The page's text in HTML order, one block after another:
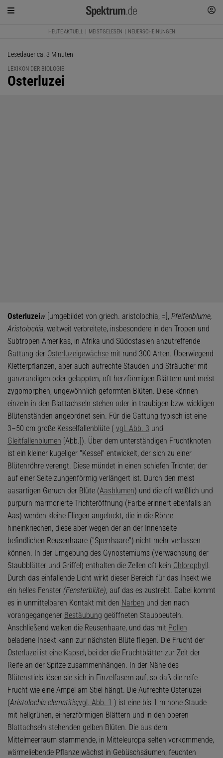
HEUTE AKTUELL MEISTGELESEN NEUERSCHEINUNGEN
Lesedauer ca. 3 Minuten
LEXIKON DER BIOLOGIE
:
Osterluzei
Osterluzeiw [umgebildet von griech. aristolochia, =], Pfeifenblume,
Aristolochia, weltweit verbreitete, insbesondere in den Tropen und
Subtropen Amerikas, in Afrika und Südostasien anzutreffende
Gattung der Osterluzeigewächse mit rund 300 Arten. Überwiegend
Kletterpflanzen, aber auch aufrechte Stauden und Sträucher mit
ganzrandigen oder gelappten, oft herzförmigen Blättern und meist
zygomorphen, ungewöhnlich geformten Blüten. Diese können
einzeln in den Blattachseln stehen oder in traubigen bzw. wickligen
Blütenständen angeordnet sein. Für die Gattung typisch ist eine
3–50 cm große Kesselfallenblüte ( vgl. Abb. 3 und
Gleitfallenblumen [Abb.]). Über dem unterständigen Fruchtknoten
ist ein kleiner kugeliger "Kessel" entwickelt, der sich zu einer
Blütenröhre verengt. Diese mündet in einen schiefen Trichter, der
auf einer Seite zungenförmig verlängert ist. Durch den meist
aasartigen Geruch der Blüte (Aasblumen) und die oft weißlich und
purpurn marmorierte Trichteröffnung (Farbe erinnert ebenfalls an
Aas) werden kleine Fliegen angelockt, die in die Röhre
hineinkriechen, diese aber wegen der an der Innenseite
befindlichen Reusenhaare ("Sperrhaare") nicht mehr verlassen
können. In der Umgebung des Gynostemiums (Verwachsung der
Staubblätter und Griffel) enthalten die Zellen oft kein Chlorophyll.
Durch das einfallende Licht wirkt dieser Bereich für das Insekt wie
ein helles Fenster (Fensterblüte), auf das es zustrebt. Dabei kommt
es in unmittelbaren Kontakt mit den Narben und den nach
vorangegangener Bestäubung geöffneten Staubbeuteln.
Anschließend welken die Reusenhaare, und das mit Pollen
beladene Insekt kann zur nächsten Blüte fliegen. Die Frucht der
Osterluzei ist eine Kapsel, bei der die Fruchtblätter zur Zeit der
Reife an der Spitze zusammenhängen. In der Nähe des
Blütenstiels lösen sie sich in Einzelfasern auf, so daß die reife
Frucht wie eine Ampel am Stiel hängt. Die Aufrechte Osterluzei
(Aristolochia clematitis;vgl. Abb. 1 ) ist eine bis 1 m hohe Staude
mit hellgrünen, ei-herzförmigen Blättern und in den oberen
Blattachseln stehenden gelben Blüten. Die aus dem
Mittelmeerraum stammende, in Mitteleuropa selten vorkommende,
wärmeliebende Pflanze wächst in Gebüschsäumen, feuchten